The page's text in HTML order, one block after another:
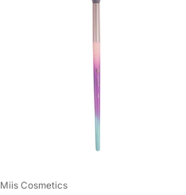
Proveedor:
Miis Cosmetics